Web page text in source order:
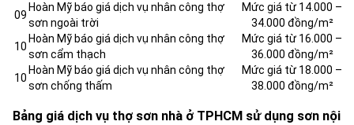
09
Hoàn Mỹ báo giá dịch vụ nhân công thợ
sơn ngoài trời
Mức giá từ 14.000 –
34.000 đồng/m²
10
Hoàn Mỹ báo giá dịch vụ nhân công thợ
sơn cẩm thạch
Mức giá từ 16.000 –
36.000 đồng/m²
10
Hoàn Mỹ báo giá dịch vụ nhân công thợ
sơn chống thấm
Mức giá từ 18.000 –
38.000 đồng/m²
Bảng giá dịch vụ thợ sơn nhà ở TPHCM sử dụng sơn nội